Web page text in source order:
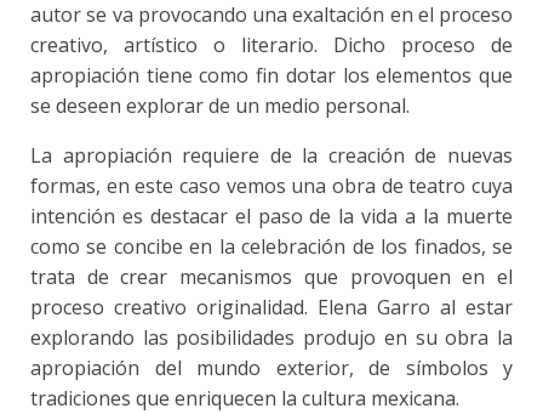
autor se va provocando una exaltación en el proceso
creativo, artístico o literario. Dicho proceso de
apropiación tiene como fin dotar los elementos que
se deseen explorar de un medio personal.
La apropiación requiere de la creación de nuevas
formas, en este caso vemos una obra de teatro cuya
intención es destacar el paso de la vida a la muerte
como se concibe en la celebración de los finados, se
trata de crear mecanismos que provoquen en el
proceso creativo originalidad. Elena Garro al estar
explorando las posibilidades produjo en su obra la
apropiación del mundo exterior, de símbolos y
tradiciones que enriquecen la cultura mexicana.